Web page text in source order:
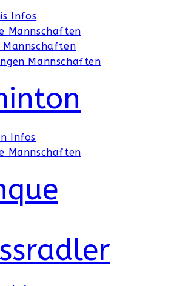
Infos
Mannschaften
Mannschaften
Mannschaften
Infos
Mannschaften